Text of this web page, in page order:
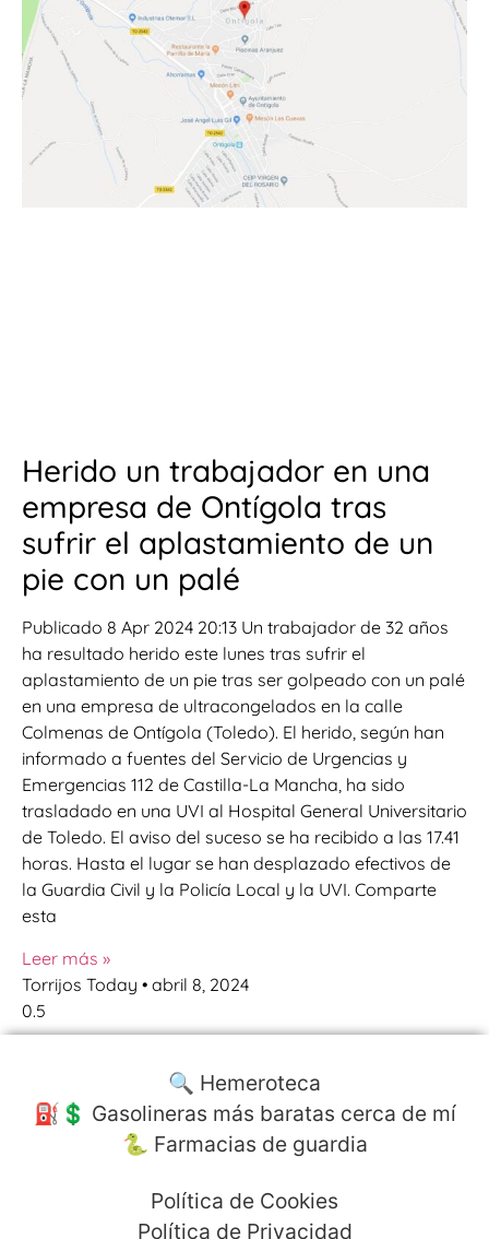
Herido un trabajador en una
empresa de Ontígola tras
sufrir el aplastamiento de un
pie con un palé
Publicado 8 Apr 2024 20:13 Un trabajador de 32 años
ha resultado herido este lunes tras sufrir el
aplastamiento de un pie tras ser golpeado con un palé
en una empresa de ultracongelados en la calle
Colmenas de Ontígola (Toledo). El herido, según han
informado a fuentes del Servicio de Urgencias y
Emergencias 112 de Castilla-La Mancha, ha sido
trasladado en una UVI al Hospital General Universitario
de Toledo. El aviso del suceso se ha recibido a las 17.41
horas. Hasta el lugar se han desplazado efectivos de
la Guardia Civil y la Policía Local y la UVI. Comparte
esta
Leer más »
Torrijos Today
abril 8, 2024
🔍 Hemeroteca
⛽️💲 Gasolineras más baratas cerca de mí
🐍 Farmacias de guardia
Política de Cookies
Política de Privacidad